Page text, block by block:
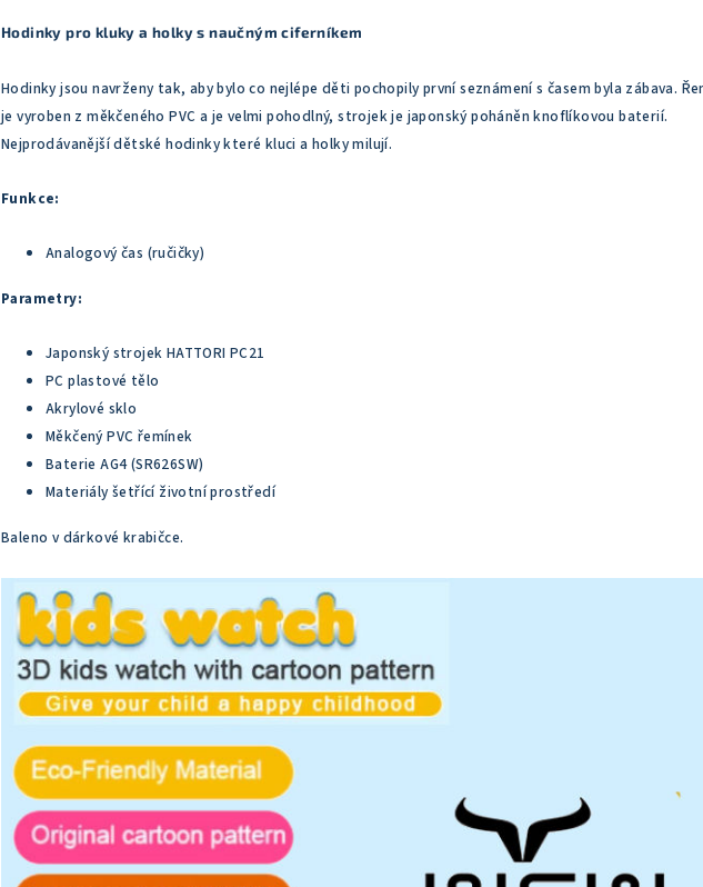
Hodinky pro kluky a holky s naučným ciferníkem
Hodinky jsou navrženy tak, aby bylo co nejlépe děti pochopily první seznámení s časem byla zábava.
je vyroben z měkčeného PVC a je velmi pohodlný, strojek je japonský poháněn knoflíkovou baterií.
Nejprodávanější dětské hodinky které kluci a holky milují.
Funkce:
Analogový čas (ručičky)
Parametry:
Japonský strojek HATTORI PC21
PC plastové tělo
Akrylové sklo
Měkčený PVC řemínek
Baterie AG4 (SR626SW)
Materiály šetřící životní prostředí
Baleno v dárkové krabičce.